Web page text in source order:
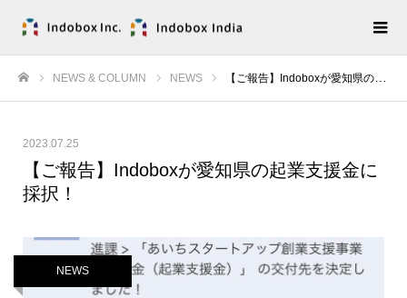
NEWS & COLUMN NEWS 【ご報告】Indoboxが愛知県の起業支援金に採択！
2023.07.25
【ご報告】Indoboxが愛知県の起業支援金に
採択！
NEWS